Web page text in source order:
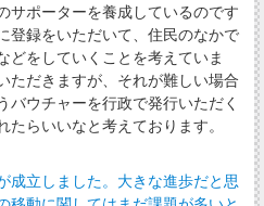
サポーターを養成しているのです
登録をいただいて、住民のなかで
どをしていくことを考えていま
ただきますが、それが難しい場合
バウチャーを行政で発行いただく
らいいなと考えております。
立しました。大きな進歩だと思